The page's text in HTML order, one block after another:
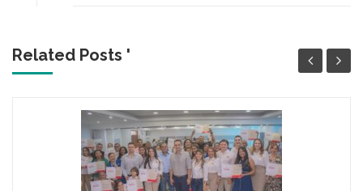
Related Posts '